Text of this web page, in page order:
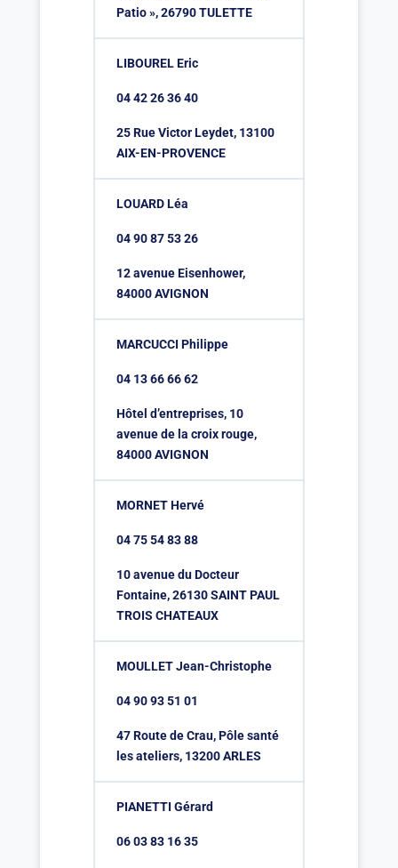
Patio », 26790 TULETTE
LIBOUREL Eric
04 42 26 36 40
25 Rue Victor Leydet, 13100
AIX-EN-PROVENCE
LOUARD Léa
04 90 87 53 26
12 avenue Eisenhower,
84000 AVIGNON
MARCUCCI Philippe
04 13 66 66 62
Hôtel d’entreprises, 10
avenue de la croix rouge,
84000 AVIGNON
MORNET Hervé
04 75 54 83 88
10 avenue du Docteur
Fontaine, 26130 SAINT PAUL
TROIS CHATEAUX
MOULLET Jean-Christophe
04 90 93 51 01
47 Route de Crau, Pôle santé
les ateliers, 13200 ARLES
PIANETTI Gérard
06 03 83 16 35